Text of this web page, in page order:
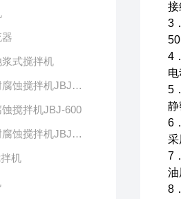
式搅拌机
搅拌机JBJ-400
搅拌机JBJ-600
搅拌机JBJ-300
机
接
3
4
5
静
6
采
7
油
8